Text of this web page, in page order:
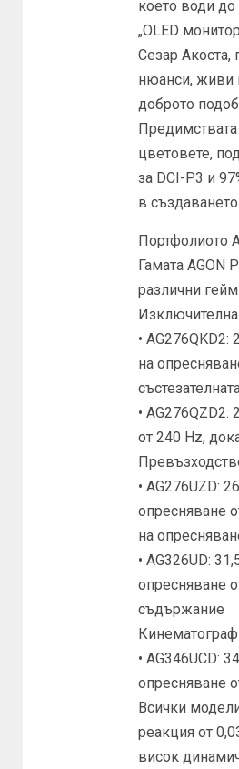
което води
„OLED
Сезар Акоста,
нюанси, живи
доброто
Предимствата
цветовете,
за DCI-P3 и
в
Портфолиото
Гамата AGON
различни
Изключителна
•
на
•
от 240 Hz,
• AG276UZD:
опресняване
на
• AG326UD:
опресняване
съдържание
• AG346UCD:
опресняване
Всички
реакция от
висок